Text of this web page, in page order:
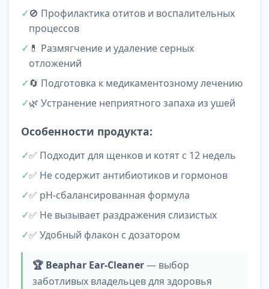
🚫 Профилактика отитов и воспалительных
процессов
💊 Размягчение и удаление серных
отложений
🔄 Подготовка к медикаментозному лечению
🌿 Устранение неприятного запаха из ушей
Особенности продукта:
✅ Подходит для щенков и котят с 12 недель
✅ Не содержит антибиотиков и гормонов
✅ pH-сбалансированная формула
✅ Не вызывает раздражения слизистых
✅ Удобный флакон с дозатором
🏆 Beaphar Ear-Cleaner— выбор
заботливых владельцев для здоровья